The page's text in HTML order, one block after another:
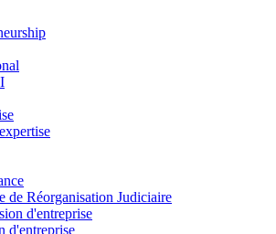
de Réorganisation Judiciaire
d'entreprise
d'entreprise